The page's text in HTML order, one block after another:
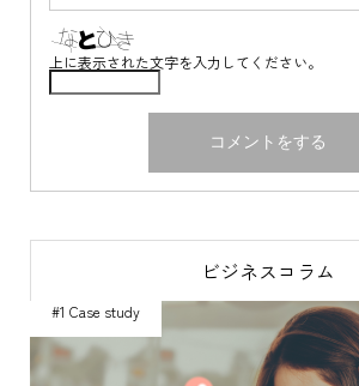
上に表示された文字を入力してください。
ビジネスコラム